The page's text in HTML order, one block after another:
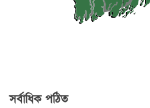
সর্বাধিক পঠিত